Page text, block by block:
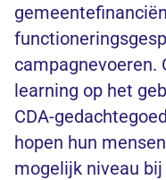
campagnevoeren.
learning op het
CDA-
hopen hun
mogelijk niveau